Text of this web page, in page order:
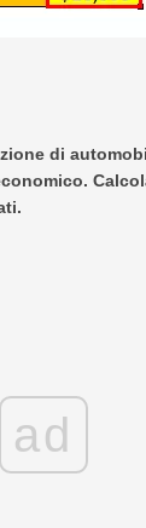
di
ad